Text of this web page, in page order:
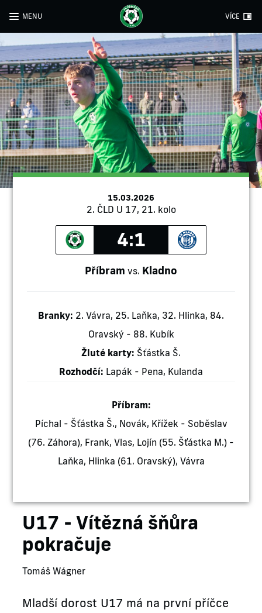
MENU VÍCE
15.03.2026
2. ČLD U 17, 21. kolo
4:1
Příbram vs. Kladno
Branky: 2. Vávra, 25. Laňka, 32. Hlinka, 84.
Oravský - 88. Kubík
Žluté karty: Šťástka Š.
Rozhodčí: Lapák - Pena, Kulanda
Příbram:
Píchal - Šťástka Š., Novák, Křížek - Soběslav
(76. Záhora), Frank, Vlas, Lojín (55. Šťástka M.) -
Laňka, Hlinka (61. Oravský), Vávra
U17 - Vítězná šňůra
pokračuje
Tomáš Wágner
Mladší dorost U17 má na první příčce